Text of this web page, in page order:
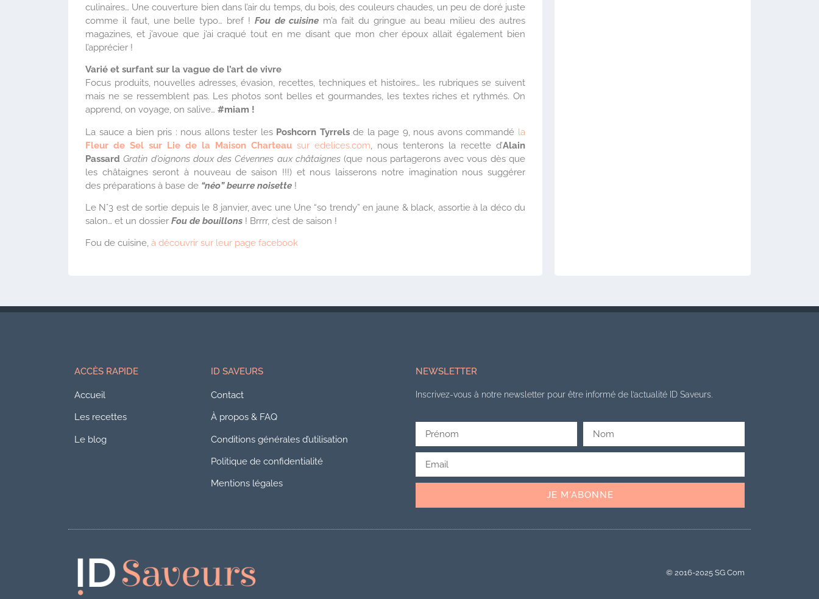
culinaires… Une couverture bien dans l’air du temps, du bois, des couleurs chaudes, un peu de doré juste
comme il faut, une belle typo… bref ! Fou de cuisine m’a fait du gringue au beau milieu des autres
magazines, et j’avoue que j’ai craqué tout en me disant que mon cher époux allait également bien
l’apprécier !
Varié et surfant sur la vague de l’art de vivre
Focus produits, nouvelles adresses, évasion, recettes, techniques et histoires… les rubriques se suivent
mais ne se ressemblent pas. Les photos sont belles et gourmandes, les textes riches et rythmés. On
apprend, on voyage, on salive… #miam !
La sauce a bien pris : nous allons tester les Poshcorn Tyrrelsde la page 9, nous avons commandé la
Fleur de Sel sur Lie de la Maison Charteau sur edelices.com, nous tenterons la recette d’Alain
Passard Gratin d’oignons doux des Cévennes aux châtaignes (que nous partagerons avec vous dès que
les châtaignes seront à nouveau de saison !!!) et nous laisserons notre imagination nous suggérer
des préparations à base de “néo” beurre noisette !
Le N°3 est de sortie depuis le 8 janvier, avec une Une “so trendy” en jaune & black, assortie à la déco du
salon… et un dossier Fou de bouillons ! Brrrr, c’est de saison !
Fou de cuisine, à découvrir sur leur page facebook
ACCÈS RAPIDE
Accueil
Les recettes
Le blog
ID SAVEURS
Contact
À propos & FAQ
Conditions générales d’utilisation
Politique de confidentialité
Mentions légales
NEWSLETTER
Inscrivez-vous à notre newsletter pour être informé de l’actualité ID Saveurs.
JE M'ABONNE
© 2016-2025 SG Com